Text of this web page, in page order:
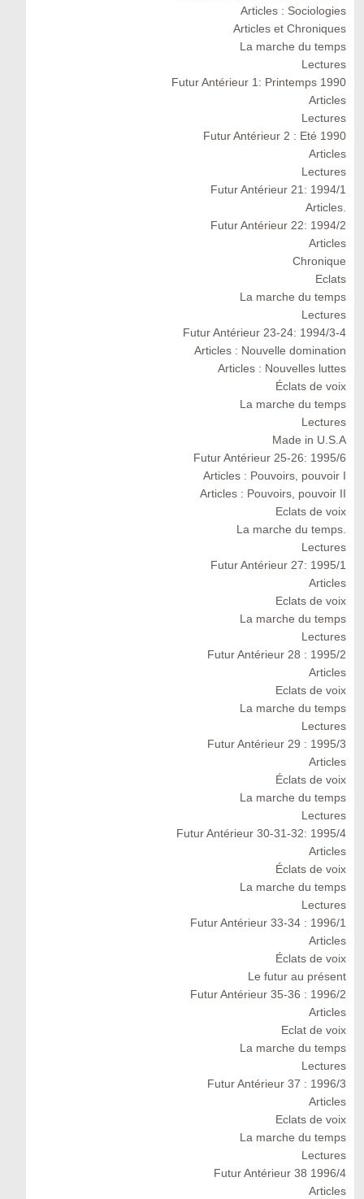
Articles : Sociologies
Articles et Chroniques
La marche du temps
Lectures
Futur Antérieur 1: Printemps 1990
Articles
Lectures
Futur Antérieur 2 : Eté 1990
Articles
Lectures
Futur Antérieur 21: 1994/1
Articles.
Futur Antérieur 22: 1994/2
Articles
Chronique
Eclats
La marche du temps
Lectures
Futur Antérieur 23-24: 1994/3-4
Articles : Nouvelle domination
Articles : Nouvelles luttes
Éclats de voix
La marche du temps
Lectures
Made in U.S.A
Futur Antérieur 25-26: 1995/6
Articles : Pouvoirs, pouvoir I
Articles : Pouvoirs, pouvoir II
Eclats de voix
La marche du temps.
Lectures
Futur Antérieur 27: 1995/1
Articles
Eclats de voix
La marche du temps
Lectures
Futur Antérieur 28 : 1995/2
Articles
Eclats de voix
La marche du temps
Lectures
Futur Antérieur 29 : 1995/3
Articles
Éclats de voix
La marche du temps
Lectures
Futur Antérieur 30-31-32: 1995/4
Articles
Éclats de voix
La marche du temps
Lectures
Futur Antérieur 33-34 : 1996/1
Articles
Éclats de voix
Le futur au présent
Futur Antérieur 35-36 : 1996/2
Articles
Eclat de voix
La marche du temps
Lectures
Futur Antérieur 37 : 1996/3
Articles
Eclats de voix
La marche du temps
Lectures
Futur Antérieur 38 1996/4
Articles